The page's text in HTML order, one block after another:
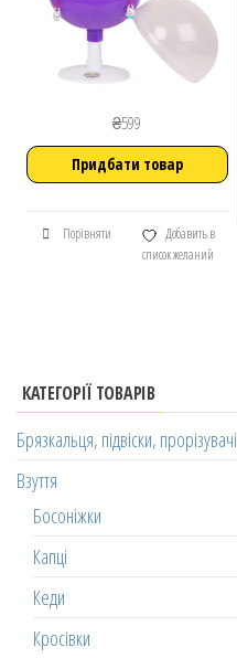
₴599
Придбати товар
Порівняти
Добавить в
список желаний
КАТЕГОРІЇ ТОВАРІВ
Брязкальця, підвіски, прорізувачі
Взуття
Босоніжки
Капці
Кеди
Кросівки